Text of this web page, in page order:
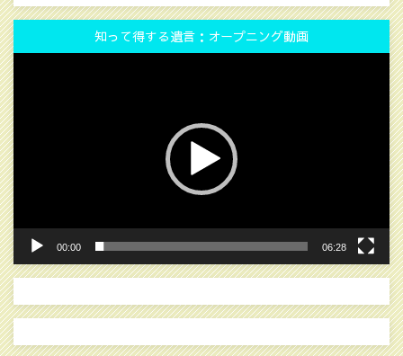
知って得する遺言：オープニング動画
動
画
プ
レ
ー
ヤ
ー
00:00 06:28